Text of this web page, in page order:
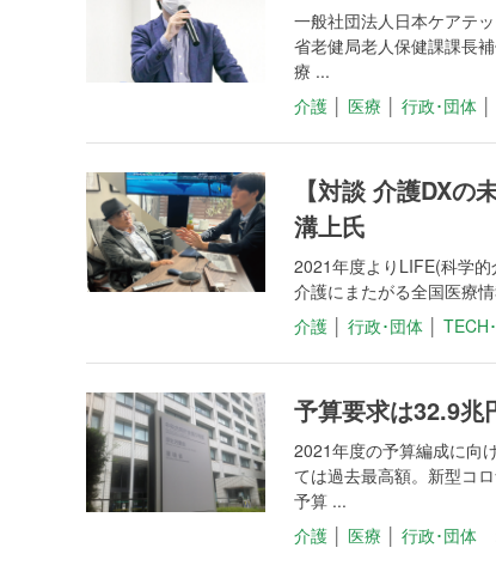
一般社団法人日本ケアテ
省老健局老人保健課課長
療 ...
介護
医療 行政･団体
【対談 介護DX
溝上氏
2021年度よりLIFE(科学
介護にまたがる全国医療
介護
行政･団体 TECH
予算要求は32.9
2021年度の予算編成に向
ては過去最高額。新型コ
予算 ...
介護
医療 行政･団体